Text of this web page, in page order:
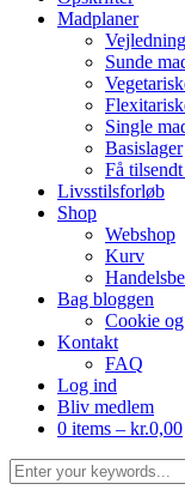
Madplaner
Sunde
Single
Basislager
Få
Livsstilsforløb
Shop
Webshop
Kurv
Bag bloggen
Cookie
Kontakt
FAQ
Log ind
Bliv medlem
0 items – kr.0,00